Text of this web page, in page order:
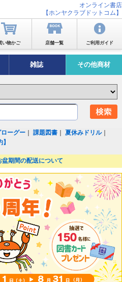
オンライン書店
【ホンヤクラブドットコム】
い物かご 店舗一覧 ご利用ガイド
雑誌 その他商材
ローグー ｜課題図書 ｜夏休みドリル｜
盆期間の配送について